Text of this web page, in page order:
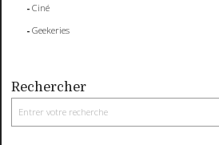
Ciné
Geekeries
Rechercher